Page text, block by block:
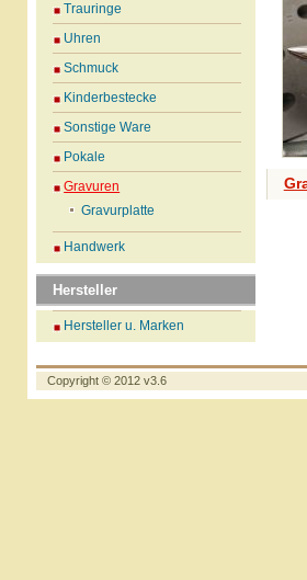
Trauringe
Uhren
Schmuck
Kinderbestecke
Sonstige Ware
Pokale
Gravuren
Gravurplatte
Handwerk
Hersteller
Hersteller u. Marken
Copyright © 2012 v3.6